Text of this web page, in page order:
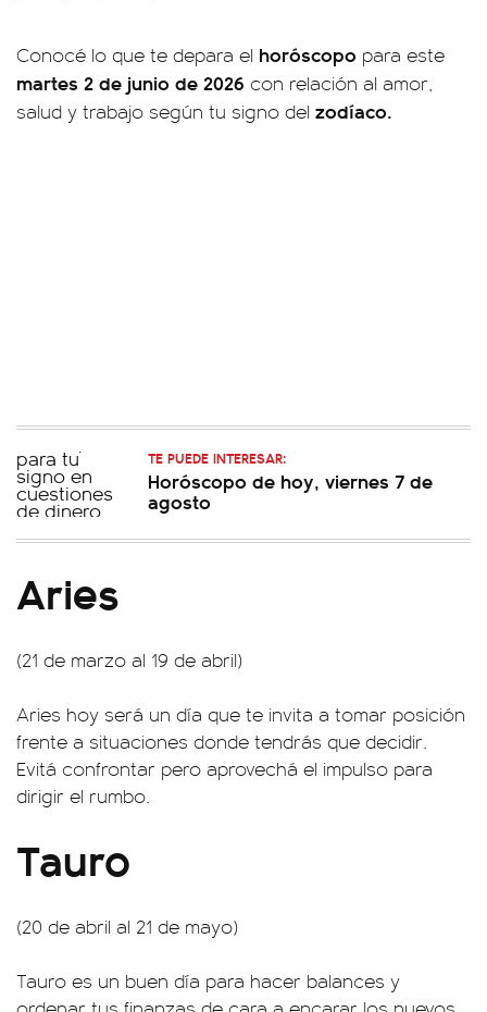
Conocé lo que te depara el horóscopo para este
martes 2 de junio de 2026 con relación al amor,
salud y trabajo según tu signo del zodíaco.
TE PUEDE INTERESAR:
Horóscopo de hoy, viernes 7 de
agosto
Aries
(21 de marzo al 19 de abril)
Aries hoy será un día que te invita a tomar posición
frente a situaciones donde tendrás que decidir.
Evitá confrontar pero aprovechá el impulso para
dirigir el rumbo.
Tauro
(20 de abril al 21 de mayo)
Tauro es un buen día para hacer balances y